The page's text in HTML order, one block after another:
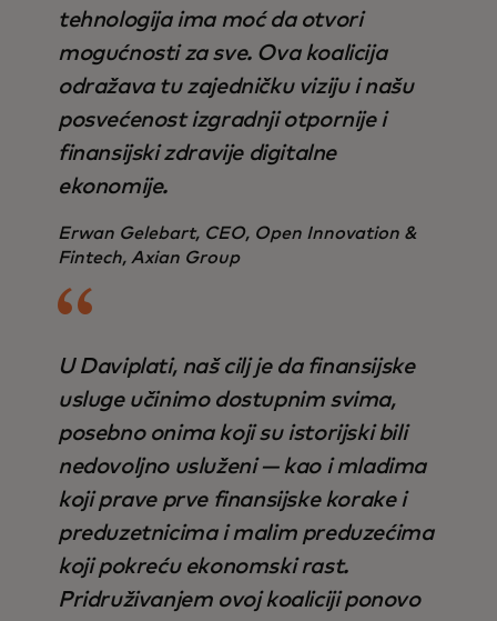
tehnologija ima moć da otvori
mogućnosti za sve. Ova koalicija
odražava tu zajedničku viziju i našu
posvećenost izgradnji otpornije i
finansijski zdravije digitalne
ekonomije.
Erwan Gelebart, CEO, Open Innovation &
Fintech, Axian Group
U Daviplati, naš cilj je da finansijske
usluge učinimo dostupnim svima,
posebno onima koji su istorijski bili
nedovoljno usluženi — kao i mladima
koji prave prve finansijske korake i
preduzetnicima i malim preduzećima
koji pokreću ekonomski rast.
Pridruživanjem ovoj koaliciji ponovo